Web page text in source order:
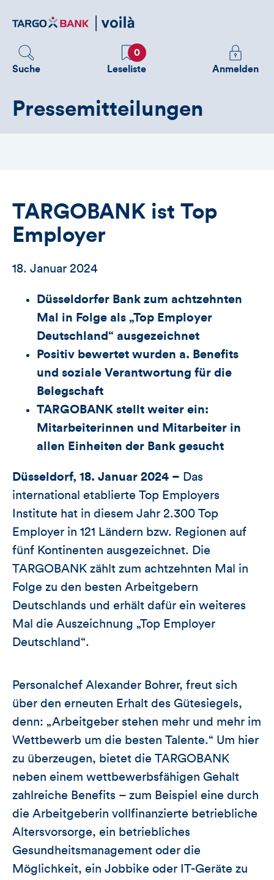
zum
Suche
Favoriten
0
Leseliste
Melden
Sie
Anmelden
Pressemitteilungen
TARGOBANK ist Top
Employer
18. Januar 2024
Düsseldorfer Bank zum achtzehnten
Mal in Folge als „Top Employer
Deutschland“ ausgezeichnet
Positiv bewertet wurden a. Benefits
und soziale Verantwortung für die
Belegschaft
TARGOBANK stellt weiter ein:
Mitarbeiterinnen und Mitarbeiter in
allen Einheiten der Bank gesucht
Düsseldorf, 18. Januar 2024 – Das
international etablierte Top Employers
Institute hat in diesem Jahr 2.300 Top
Employer in 121 Ländern bzw. Regionen auf
fünf Kontinenten ausgezeichnet. Die
TARGOBANK zählt zum achtzehnten Mal in
Folge zu den besten Arbeitgebern
Deutschlands und erhält dafür ein weiteres
Mal die Auszeichnung „Top Employer
Deutschland“.
Personalchef Alexander Bohrer, freut sich
über den erneuten Erhalt des Gütesiegels,
denn: „Arbeitgeber stehen mehr und mehr im
Wettbewerb um die besten Talente.“ Um hier
zu überzeugen, bietet die TARGOBANK
neben einem wettbewerbsfähigen Gehalt
zahlreiche Benefits – zum Beispiel eine durch
die Arbeitgeberin vollfinanzierte betriebliche
Altersvorsorge, ein betriebliches
Gesundheitsmanagement oder die
Möglichkeit, ein Jobbike oder IT-Geräte zu